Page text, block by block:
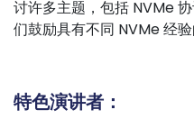
讨许多主题，包括 NVMe
们鼓励具有不同 NVMe 经验
特色演讲者：